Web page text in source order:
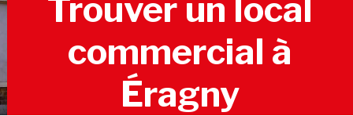
Trouver un local
commercial à
Éragny